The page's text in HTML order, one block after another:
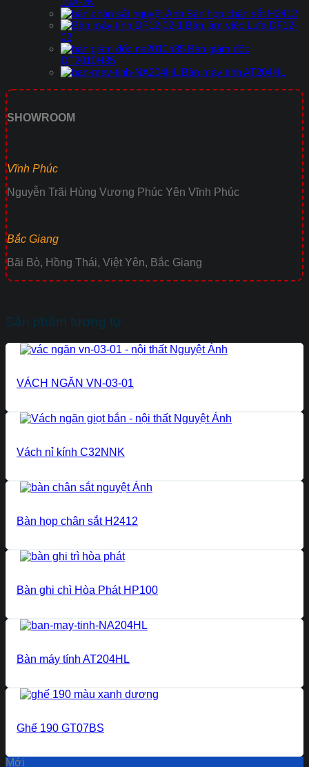
Bàn họp chân sắt H2412
Bàn làm việc Lufa DF12-
02
Bàn giám đốc
DT2010H35
Bàn máy tính AT204HL
SHOWROOM
Vĩnh Phúc
Nguyễn Trãi Hùng Vương Phúc Yên Vĩnh Phúc
Bắc Giang
Bãi Bò, Hồng Thái, Việt Yên, Bắc Giang
Sản phẩm tương tự
VÁCH NGĂN VN-03-01
Vách nỉ kính C32NNK
Bàn họp chân sắt H2412
Bàn ghi chì Hòa Phát HP100
Bàn máy tính AT204HL
Ghế 190 GT07BS
Mới